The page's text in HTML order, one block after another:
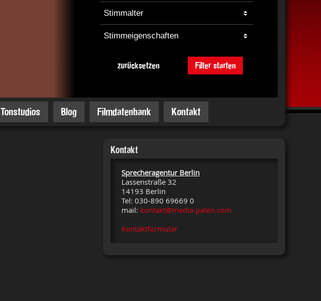
zurücksetzen Filter starten
Tonstudios Blog Filmdatenbank Kontakt
Kontakt
Sprecheragentur Berlin
Lassenstraße 32
14193 Berlin
Tel: 030-890 69669 0
mail: kontakt@media-paten.com
Kontaktformular